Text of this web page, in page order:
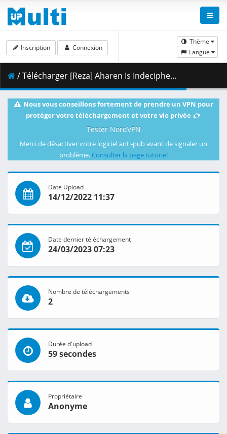
Thème
Langue
Inscription Connexion
/ Télécharger [Reza] Aharen Is Indecipherable - S01E12.mkv.001 ( 409.26 MB )
Nous vous conseillons fortement de prendre un VPN pour
protéger votre téléchargement et votre vie privée
Tester NordVPN
Merci de désactiver votre logiciel anti-pub avant de signaler un
problème. Consulter la page tutoriel
Date Upload
14/12/2022 11:37
Date dernier téléchargement
24/03/2023 07:23
Nombre de téléchargements
2
Durée d'upload
59 secondes
Propriétaire
Anonyme